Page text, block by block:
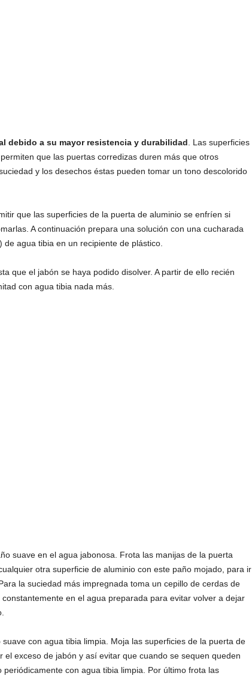
debido a su mayor resistencia y durabilidad . Las superficies
que las puertas corredizas duren más que otros
y los desechos éstas pueden tomar un tono descolorido
que las superficies de la puerta de aluminio se enfríen si
A continuación prepara una solución con una cucharada
agua tibia en un recipiente de plástico.
que el jabón se haya podido disolver. A partir de ello recién
con agua tibia nada más.
suave en el agua jabonosa. Frota las manijas de la puerta
otra superficie de aluminio con este paño mojado, para ir
la suciedad más impregnada toma un cepillo de cerdas de
en el agua preparada para evitar volver a dejar
con agua tibia limpia. Moja las superficies de la puerta de
el exceso de jabón y así evitar que cuando se sequen queden
con agua tibia limpia. Por último frota las